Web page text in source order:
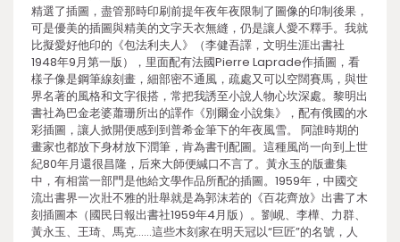
精選了插圖，盡管那時印刷前提年夜年夜限制了圖像的印制後果，
可是優美的插圖與精美的文字天衣無縫，仍是讓人愛不釋手。我就
比擬愛好他印的《包法利夫人》（李健吾譯，文明生涯出書社
1948年9月第一版），里面配有法國Pierre Laprade作插圖，看
樣子像是鋼筆線刻畫，細部密不通風，疏處又可以空闊賽馬，與世
界名著的風格和文字很搭，常把我誘至小說人物心坎深處。黎明出
書社為巴金老婆蕭珊所出的譯作《別爾金小說集》，配有俄國的水
彩插圖，讓人掀開便感到到普希金筆下的年夜風雪。 阿誰時期的
畫家也都放下身材放下潤筆，肯為書刊配圖。這種風尚一向到上世
紀80年月還很昌隆，后來大師便緘口不言了。黃永玉的版畫集
中，有相當一部門是他給文學作品所配的插圖。1959年，中國交
流出書界一次壯不雅的壯舉就是為郭沫若的《百花齊放》出書了木
刻插圖本（國民日報出書社1959年4月版）。劉峴、李樺、力群、
黃永玉、王琦、馬克……這些木刻家在明天冠以“巨匠”的名號，人